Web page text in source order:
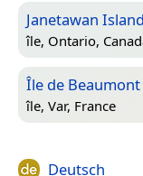
Janetawan Island
île, Ontario,
Île de Beaumont
île, Var, France
Deutsch